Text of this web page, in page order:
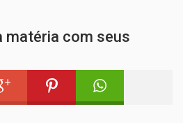
matéria com seus